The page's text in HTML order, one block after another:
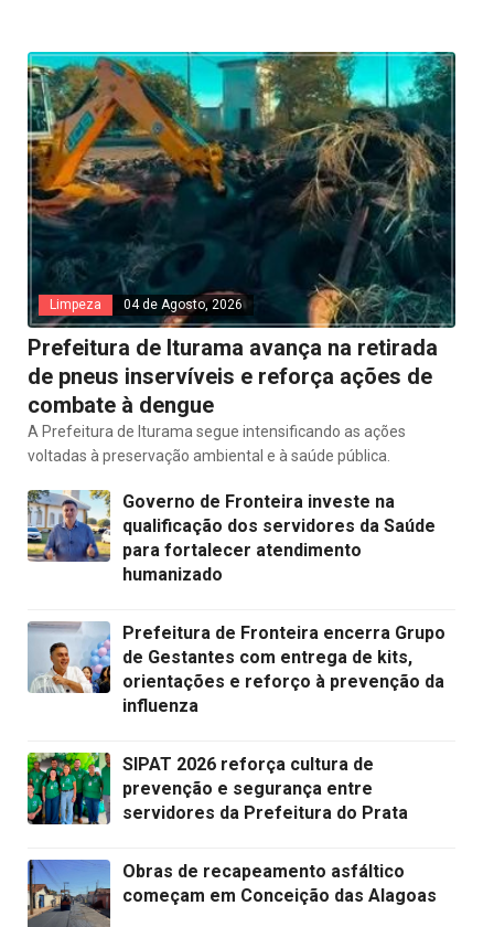
Limpeza 04 de Agosto, 2026
Prefeitura de Iturama avança na retirada
de pneus inservíveis e reforça ações de
combate à dengue
A Prefeitura de Iturama segue intensificando as ações
voltadas à preservação ambiental e à saúde pública.
Governo de Fronteira investe na
qualificação dos servidores da Saúde
para fortalecer atendimento
humanizado
Prefeitura de Fronteira encerra Grupo
de Gestantes com entrega de kits,
orientações e reforço à prevenção da
influenza
SIPAT 2026 reforça cultura de
prevenção e segurança entre
servidores da Prefeitura do Prata
Obras de recapeamento asfáltico
começam em Conceição das Alagoas